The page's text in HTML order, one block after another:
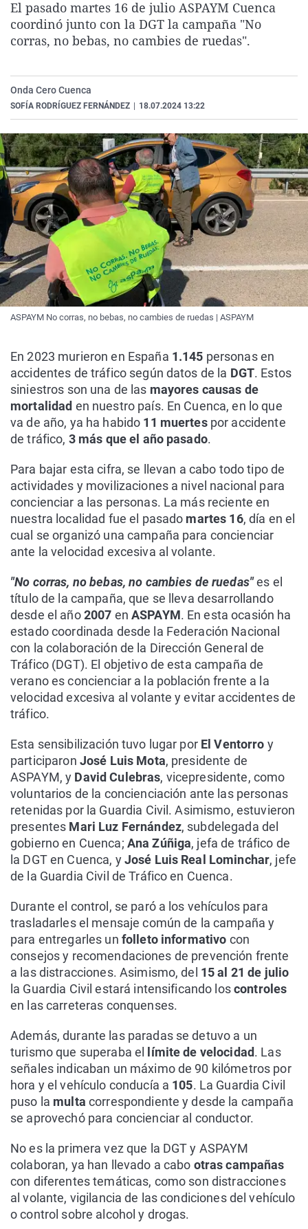
La rosa de los vientos
Gente viajera
Caso
Retornados
Extremadura
Galicia
País Vasco
Virales
Televisión
El pasado martes 16 de julio ASPAYM Cuenca
coordinó junto con la DGT la campaña "No
corras, no bebas, no cambies de ruedas".
Onda Cero Cuenca
SOFÍA RODRÍGUEZ FERNÁNDEZ 18.07.2024 13:22
ASPAYM No corras, no bebas, no cambies de ruedas | ASPAYM
En 2023 murieron en España 1.145 personas en
accidentes de tráfico según datos de la DGT. Estos
siniestros son una de las mayores causas de
mortalidad en nuestro país. En Cuenca, en lo que
va de año, ya ha habido 11 muertespor accidente
de tráfico, 3 más que el año pasado.
Para bajar esta cifra, se llevan a cabo todo tipo de
actividades y movilizaciones a nivel nacional para
concienciar a las personas. La más reciente en
nuestra localidad fue el pasado martes 16, día en el
cual se organizó una campaña para concienciar
ante la velocidad excesiva al volante.
"No corras, no bebas, no cambies de ruedas"es el
título de la campaña, que se lleva desarrollando
desde el año2007 en ASPAYM. En esta ocasión ha
estado coordinada desde la Federación Nacional
con la colaboración de la Dirección General de
Tráfico (DGT). El objetivo de esta campaña de
verano es concienciar a la población frente a la
velocidad excesiva al volante y evitar accidentes de
tráfico.
Esta sensibilización tuvo lugar por El Ventorro y
participaron José Luis Mota, presidente de
ASPAYM, y David Culebras, vicepresidente, como
voluntarios de la concienciación ante las personas
retenidas por la Guardia Civil. Asimismo, estuvieron
presentes Mari Luz Fernández, subdelegada del
gobierno en Cuenca; Ana Zúñiga, jefa de tráfico de
la DGT en Cuenca, yJosé Luis Real Lominchar, jefe
de la Guardia Civil de Tráfico en Cuenca.
Durante el control, se paró a los vehículos para
trasladarles el mensaje común de la campaña y
para entregarles un folleto informativo con
consejos y recomendaciones de prevención frente
a las distracciones. Asimismo, del 15 al 21 de julio
la Guardia Civil estará intensificando loscontroles
en las carreteras conquenses.
Además, durante las paradas se detuvo a un
turismo que superaba el
límite de velocidad. Las
señales indicaban un máximo de 90 kilómetros por
hora y el vehículo conducía a 105. La Guardia Civil
puso la multa correspondiente y desde la campaña
se aprovechó para concienciar al conductor.
No es la primera vez que la DGT y ASPAYM
colaboran, ya han llevado a cabo otras campañas
con diferentes temáticas, como son distracciones
al volante, vigilancia de las condiciones del vehículo
o control sobre alcohol y drogas.